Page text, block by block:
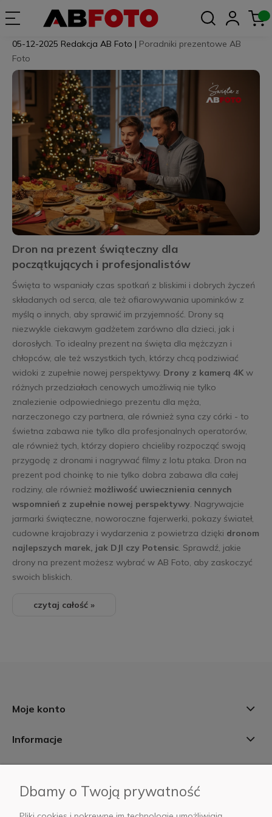
Dron na prezent świąteczny dla
początkujących i profesjonalistów
05-12-2025 Redakcja AB Foto | Poradniki prezentowe AB
Foto
Święta to wspaniały czas spotkań z bliskimi i dobrych życzeń
składanych od serca, ale też ofiarowywania upominków z
myślą o innych, aby sprawić im przyjemność. Drony są
niezwykle ciekawym gadżetem zarówno dla dzieci, jak i
dorosłych. To idealny prezent na święta dla mężczyzn i
chłopców, ale też wszystkich tych, którzy chcą podziwiać
widoki z zupełnie nowej perspektywy. Drony z kamerą 4Kw
różnych przedziałach cenowych umożliwią nie tylko
znalezienie odpowiedniego prezentu dla męża,
narzeczonego czy partnera, ale również syna czy córki - to
świetna zabawa nie tylko dla profesjonalnych operatorów,
ale również tych, którzy dopiero chcieliby rozpocząć swoją
przygodę z dronami i nagrywać filmy z lotu ptaka. Dron na
prezent pod choinkę to nie tylko dobra zabawa dla całej
rodziny, ale również możliwość uwiecznienia cennych
wspomnień z zupełnie nowej perspektywy. Nagrywajcie
jarmarki świąteczne, noworoczne fajerwerki, pokazy świateł,
cudowne krajobrazy i wydarzenia z powietrza dzięki dronom
najlepszych marek, jak DJI czy Potensic. Sprawdź, jakie
drony na prezent możesz wybrać w AB Foto, aby zaskoczyć
swoich bliskich.
czytaj całość »
Moje konto
Informacje
AB Foto
Dbamy o Twoją prywatność